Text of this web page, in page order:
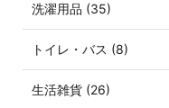
洗濯用品 (35)
トイレ・バス (8)
生活雑貨 (26)